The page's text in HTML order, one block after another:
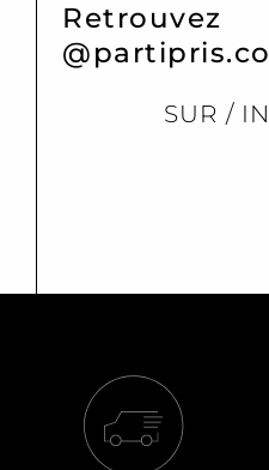
Retrouvez
SUR /